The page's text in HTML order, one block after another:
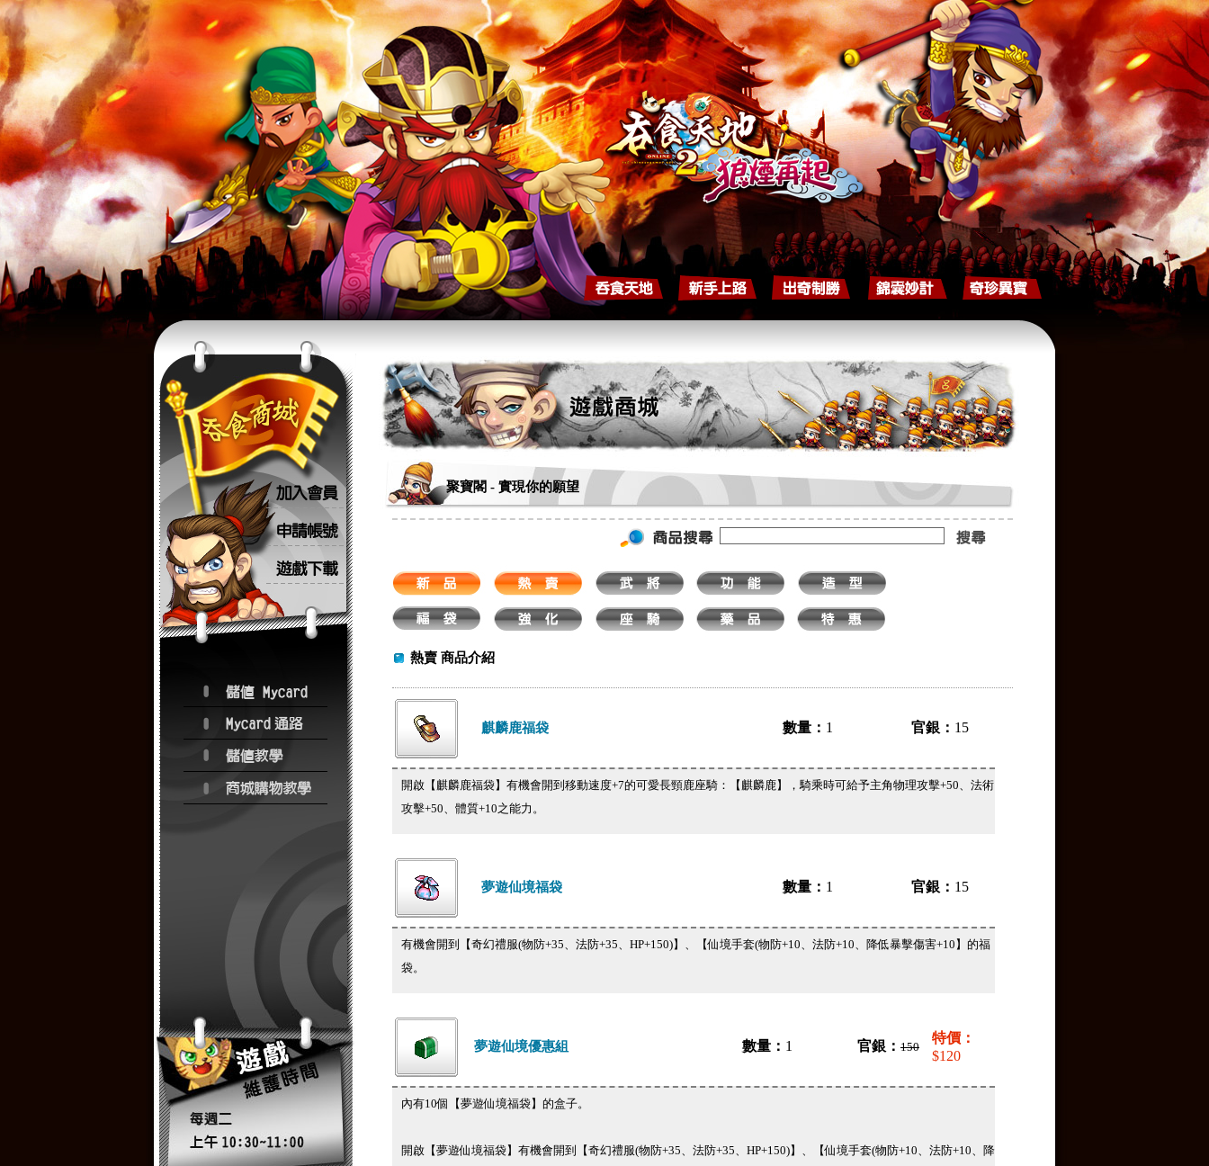
聚寶閣 - 實現你的願望
熱賣 商品介紹
麒麟鹿福袋 數量： 1 官銀： 15
開啟【麒麟鹿福袋】有機會開到移動速度+7的可愛長頸鹿座騎：【麒麟鹿】，騎乘時可給予主角物理攻擊+50、法術
攻擊+50、體質+10之能力。
夢遊仙境福袋 數量： 1 官銀： 15
有機會開到【奇幻禮服(物防+35、法防+35、HP+150)】、【仙境手套(物防+10、法防+10、降低暴擊傷害+10】的福
袋。
夢遊仙境優惠組 數量： 1 官銀： 150
特價：
$120
內有10個【夢遊仙境福袋】的盒子。
開啟【夢遊仙境福袋】有機會開到【奇幻禮服(物防+35、法防+35、HP+150)】、【仙境手套(物防+10、法防+10、降